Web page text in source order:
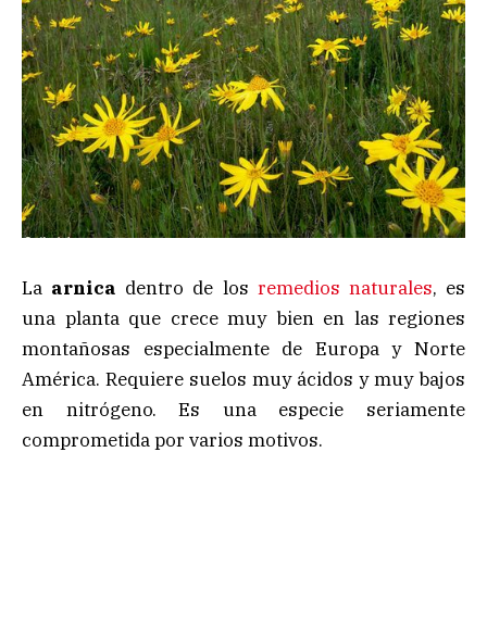
La arnica dentro de los remedios naturales, es
una planta que crece muy bien en las regiones
montañosas especialmente de Europa y Norte
América. Requiere suelos muy ácidos y muy bajos
en nitrógeno. Es una especie seriamente
comprometida por varios motivos.